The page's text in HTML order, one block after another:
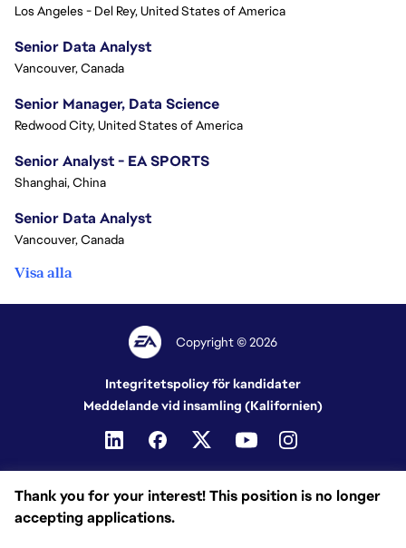
Thank you for your interest! This position is no longer
accepting applications.
Los Angeles - Del Rey, United States of America
Senior Data Analyst
Vancouver, Canada
Senior Manager, Data Science
Redwood City, United States of America
Senior Analyst - EA SPORTS
Shanghai, China
Senior Data Analyst
Vancouver, Canada
Visa alla
Copyright © 2026
Integritetspolicy för kandidater
Meddelande vid insamling (Kalifornien)